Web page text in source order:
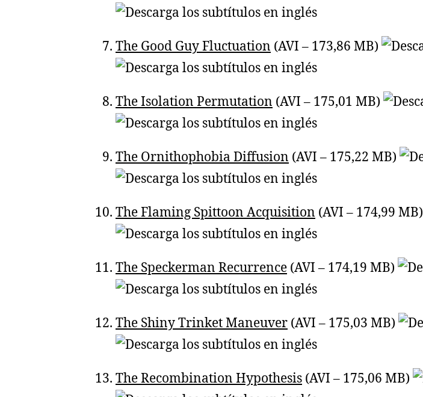
The Good Guy Fluctuation (AVI – 173,86 MB)
The Isolation Permutation (AVI – 175,01 MB)
The Ornithophobia Diffusion (AVI – 175,22 MB)
The Flaming Spittoon Acquisition (AVI – 174,99 MB)
The Speckerman Recurrence (AVI – 174,19 MB)
The Shiny Trinket Maneuver (AVI – 175,03 MB)
The Recombination Hypothesis (AVI – 175,06 MB)